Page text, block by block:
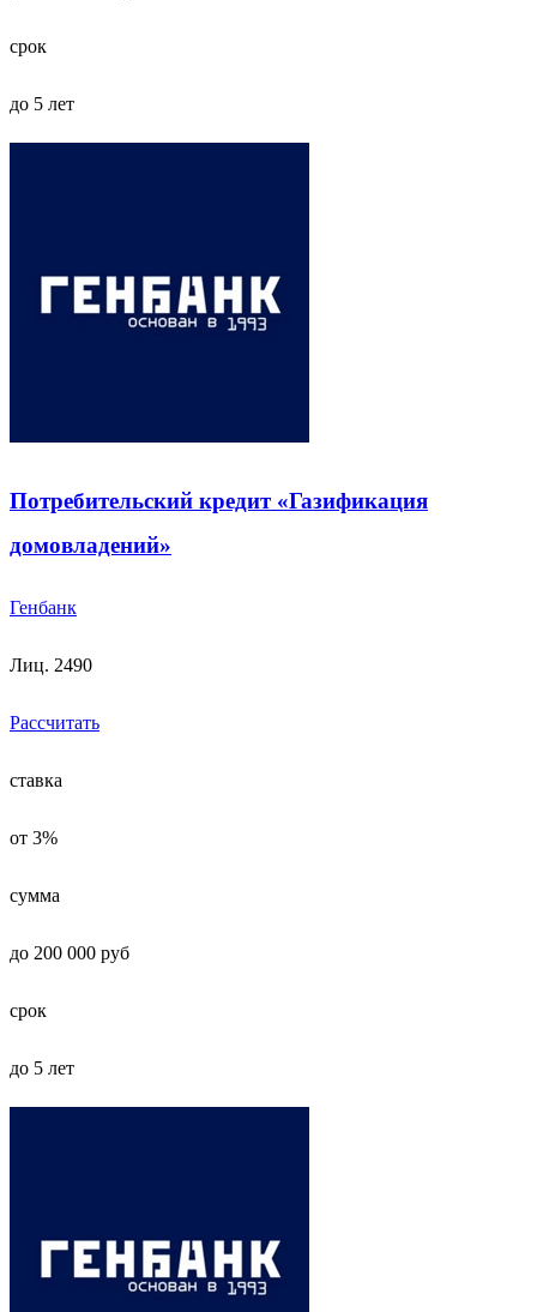
срок
до 5 лет
Потребительский кредит «Газификация
домовладений»
Генбанк
Лиц. 2490
Рассчитать
ставка
от 3%
сумма
до 200 000 руб
срок
до 5 лет